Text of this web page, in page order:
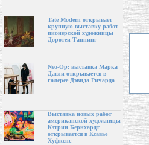
Tate Modern открывает
крупную выставку работ
пионерской художницы
Доротеи Таннинг
Neo-Op: выставка Марка
Дагли открывается в
галерее Дэвида Ричарда
Выставка новых работ
американской художницы
Кэтрин Бернхардт
открывается в Ксавье
Хуфкенс